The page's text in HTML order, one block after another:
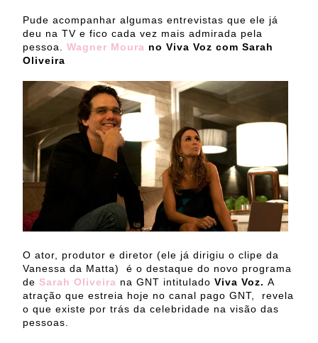
Pude acompanhar algumas entrevistas que ele já
deu na TV e fico cada vez mais admirada pela
pessoa. Wagner Moura no Viva Voz com Sarah
Oliveira
O ator, produtor e diretor (ele já dirigiu o clipe da
Vanessa da Matta) é o destaque do novo programa
de Sarah Oliveira na GNT intitulado Viva Voz. A
atração que estreia hoje no canal pago GNT, revela
o que existe por trás da celebridade na visão das
pessoas.